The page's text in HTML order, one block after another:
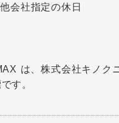
会社指定の休日
は、株式会社キノク
す。